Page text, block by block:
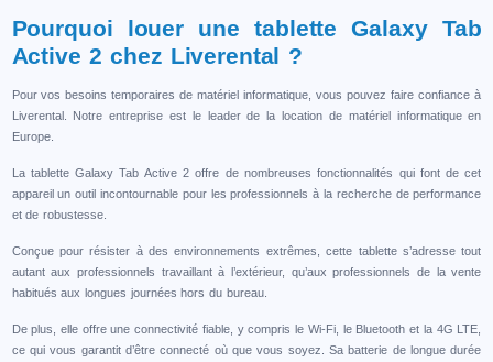
Pourquoi louer une tablette Galaxy Tab
Active 2 chez Liverental ?
Pour vos besoins temporaires de matériel informatique, vous pouvez faire confiance à
Liverental. Notre entreprise est le leader de la location de matériel informatique en
Europe.
La tablette Galaxy Tab Active 2 offre de nombreuses fonctionnalités qui font de cet
appareil un outil incontournable pour les professionnels à la recherche de performance
et de robustesse.
Conçue pour résister à des environnements extrêmes, cette tablette s’adresse tout
autant aux professionnels travaillant à l’extérieur, qu’aux professionnels de la vente
habitués aux longues journées hors du bureau.
De plus, elle offre une connectivité fiable, y compris le Wi-Fi, le Bluetooth et la 4G LTE,
ce qui vous garantit d’être connecté où que vous soyez. Sa batterie de longue durée